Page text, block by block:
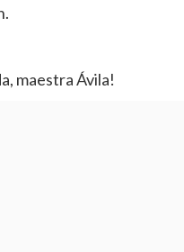
maestra Ávila!